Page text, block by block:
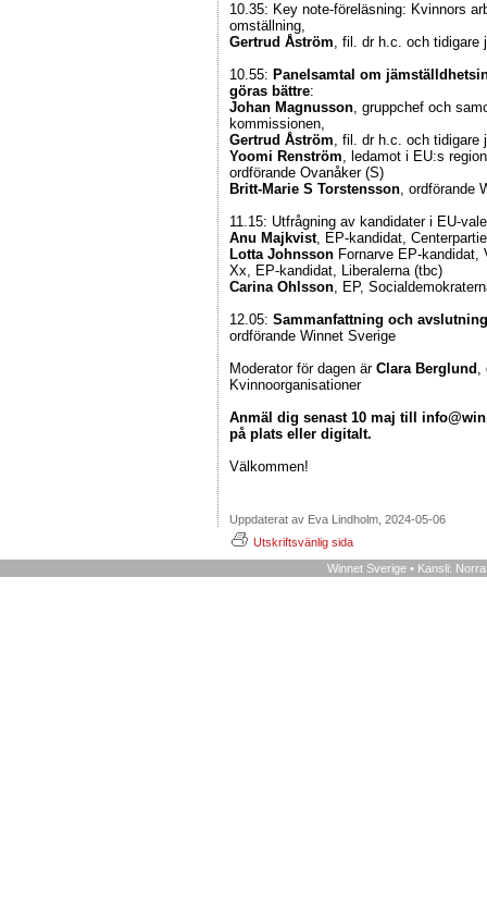
10.35: Key note-föreläsning: Kvinnors
omställning,
Gertrud Åström, fil. dr h.c. och tidigare
10.55: Panelsamtal om
göras bättre:
Johan Magnusson, gruppchef och
kommissionen,
Gertrud Åström, fil. dr h.c. och tidigare
Yoomi Renström, ledamot i EU:s
ordförande Ovanåker (S)
Britt-Marie S Torstensson, ordförande
11.15: Utfrågning av kandidater i EU-
Anu Majkvist, EP-kandidat,
Lotta Johnsson Fornarve EP-
Xx, EP-kandidat, Liberalerna (tbc)
Carina Ohlsson, EP,
12.05: Sammanfattning och avslutning
ordförande Winnet Sverige
Moderator för dagen är Clara Berglund ,
Kvinnoorganisationer
Anmäl dig senast 10 maj till
på plats eller digitalt.
Välkommen!
Uppdaterat av Eva Lindholm, 2024-05-06
Utskriftsvänlig sida
Winnet Sverige • Kansli: